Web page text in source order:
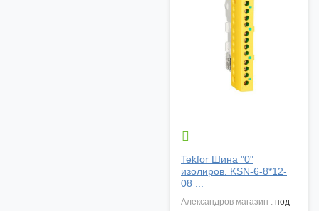

Tekfor Шина "0"
изолиров. KSN-6-8*12-
08 ...
александров магазин : под